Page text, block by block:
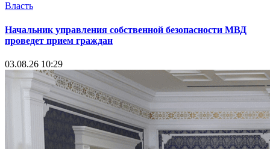
Власть
Начальник управления собственной безопасности МВД
проведет прием граждан
03.08.26 10:29